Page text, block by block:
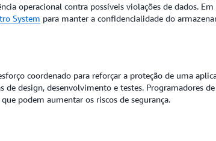
operacional contra possíveis violações de dados. Em
System para manter a confidencialidade do
coordenado para reforçar a proteção de uma
de design, desenvolvimento e testes. Programadores
podem aumentar os riscos de segurança.